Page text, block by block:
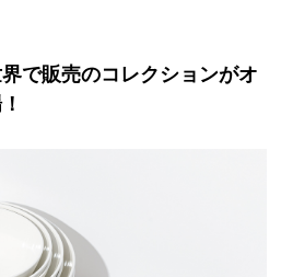
で販売のコレクションがオ